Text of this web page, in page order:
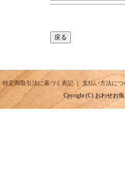
特定商取引法に基づく表記
支払い方法につ
Cpyright (C) おわせお